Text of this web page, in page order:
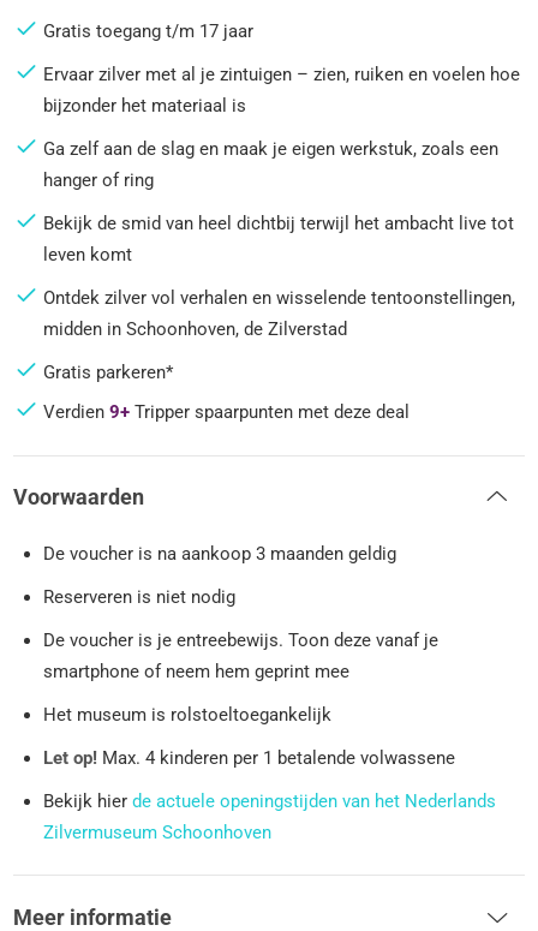
Gratis toegang t/m 17 jaar
Ervaar zilver met al je zintuigen – zien, ruiken en voelen hoe
bijzonder het materiaal is
Ga zelf aan de slag en maak je eigen werkstuk, zoals een
hanger of ring
Bekijk de smid van heel dichtbij terwijl het ambacht live tot
leven komt
Ontdek zilver vol verhalen en wisselende tentoonstellingen,
midden in Schoonhoven, de Zilverstad
Gratis parkeren*
Verdien9+ Tripper spaarpunten met deze deal
Voorwaarden
De voucher is na aankoop 3 maanden geldig
Reserveren is niet nodig
De voucher is je entreebewijs. Toon deze vanaf je
smartphone of neem hem geprint mee
Het museum is rolstoeltoegankelijk
Let op! Max. 4 kinderen per 1 betalende volwassene
Bekijk hierde actuele openingstijden van het Nederlands
Zilvermuseum Schoonhoven
Meer informatie